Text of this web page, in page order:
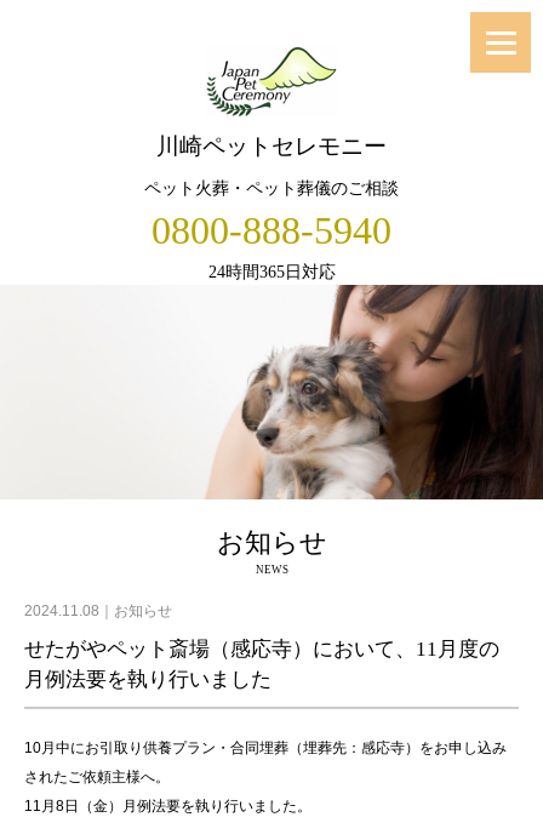
川崎ペットセレモニー
ペット火葬・ペット葬儀のご相談
0800-888-5940
24時間365日対応
お知らせ
NEWS
2024.11.08 お知らせ
せたがやペット斎場（感応寺）において、11月度の
月例法要を執り行いました
10月中にお引取り供養プラン・合同埋葬（埋葬先：感応寺）をお申し込み
されたご依頼主様へ。
11月8日（金）月例法要を執り行いました。